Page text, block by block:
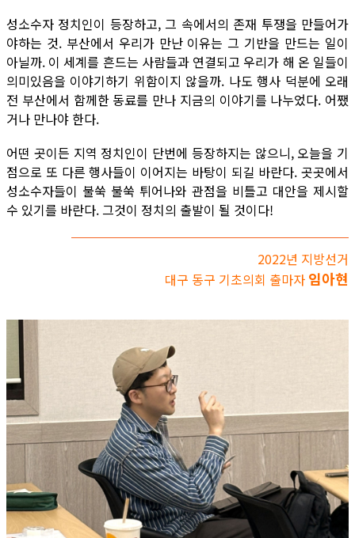
성소수자 정치인이 등장하고, 그 속에서의 존재 투쟁을 만들어가
야하는 것. 부산에서 우리가 만난 이유는 그 기반을 만드는 일이
아닐까. 이 세계를 흔드는 사람들과 연결되고 우리가 해 온 일들이
의미있음을 이야기하기 위함이지 않을까. 나도 행사 덕분에 오래
전 부산에서 함께한 동료를 만나 지금의 이야기를 나누었다. 어쨌
거나 만나야 한다.
어떤 곳이든 지역 정치인이 단번에 등장하지는 않으니, 오늘을 기
점으로 또 다른 행사들이 이어지는 바탕이 되길 바란다. 곳곳에서
성소수자들이 불쑥 불쑥 튀어나와 관점을 비틀고 대안을 제시할
수 있기를 바란다. 그것이 정치의 출발이 될 것이다!
2022년 지방선거
대구 동구 기초의회 출마자 임아현